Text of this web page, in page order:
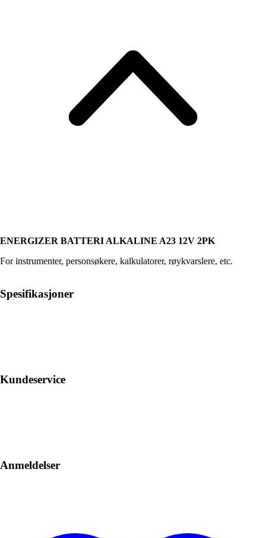
ENERGIZER BATTERI ALKALINE A23 12V 2PK
For instrumenter, personsøkere, kalkulatorer, røykvarslere, etc.
Spesifikasjoner
Kundeservice
Anmeldelser